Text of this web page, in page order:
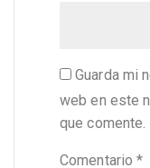
Guarda mi
web en este
que comente.
Comentario*